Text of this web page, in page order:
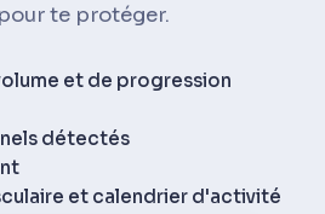
te protéger.
et de progression
détectés
et calendrier d'activité